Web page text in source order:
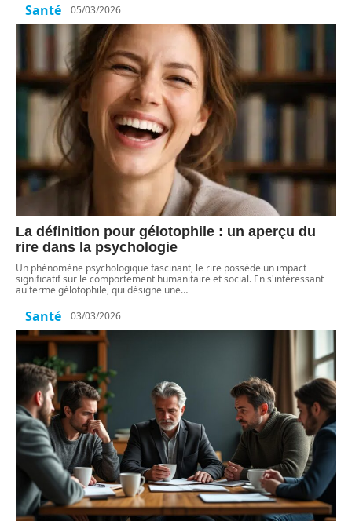
Santé 05/03/2026
La définition pour gélotophile : un aperçu du
rire dans la psychologie
Un phénomène psychologique fascinant, le rire possède un impact
significatif sur le comportement humanitaire et social. En s'intéressant
au terme gélotophile, qui désigne une…
Santé 03/03/2026